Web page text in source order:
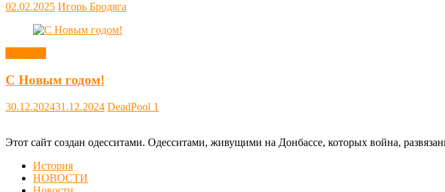
02.02.2025 Игорь Бродяга
С Новым годом!
30.12.202431.12.2024 DeadPool 1
Этот сайт создан одесситами. Одесситами, живущими на Донбассе, которых война,
История
НОВОСТИ